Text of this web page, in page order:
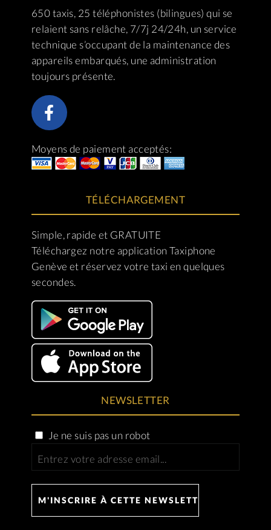
650 taxis, 25 téléphonistes (bilingues) qui se
relaient sans relâche, 7/7j 24/24h, un service
technique s’occupant de la maintenance des
appareils embarqués, une administration
toujours présente.
Moyens de paiement acceptés:
TÉLÉCHARGEMENT
Simple, rapide et GRATUITE
Téléchargez notre application Taxiphone
Genève et réservez votre taxi en quelques
secondes.
NEWSLETTER
Je ne suis pas un robot